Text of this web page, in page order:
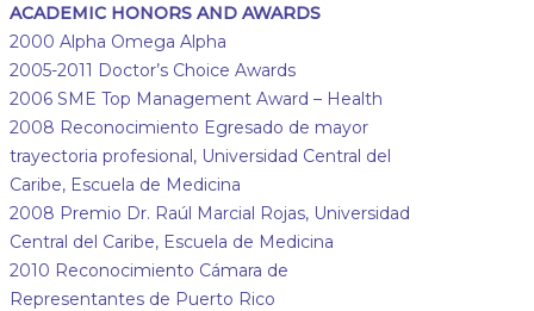
ACADEMIC HONORS AND AWARDS
2000 Alpha Omega Alpha
2005-2011 Doctor’s Choice Awards
2006 SME Top Management Award – Health
2008 Reconocimiento Egresado de mayor
trayectoria profesional, Universidad Central del
Caribe, Escuela de Medicina
2008 Premio Dr. Raúl Marcial Rojas, Universidad
Central del Caribe, Escuela de Medicina
2010 Reconocimiento Cámara de
Representantes de Puerto Rico